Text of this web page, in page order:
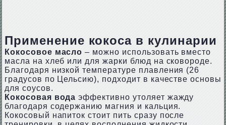
Применение кокоса в кулинарии
Кокосовое масло – можно использовать вместо
масла на хлеб или для жарки блюд на сковороде.
Благодаря низкой температуре плавления (26
градусов по Цельсию), подходит в качестве основы
для соусов.
Кокосовая вода эффективно утоляет жажду
благодаря содержанию магния и кальция.
Кокосовый напиток стоит пить сразу после